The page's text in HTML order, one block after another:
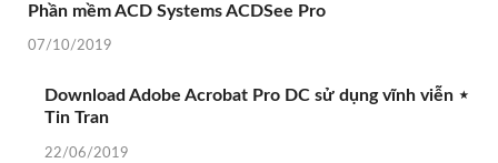
Phần mềm ACD Systems ACDSee Pro
07/10/2019
Download Adobe Acrobat Pro DC sử dụng vĩnh viễn ⋆
Tin Tran
22/06/2019